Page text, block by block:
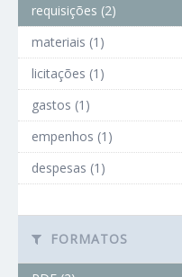
requisições (2)
materiais (1)
licitações (1)
gastos (1)
empenhos (1)
despesas (1)
FORMATOS